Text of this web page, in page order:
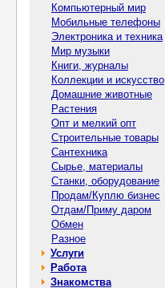
Компьютерный мир
Мобильные телефоны
Электроника и техника
Мир музыки
Книги, журналы
Коллекции и искусство
Домашние животные
Растения
Опт и мелкий опт
Строительные товары
Сантехника
Сырье, материалы
Станки, оборудование
Продам/Куплю бизнес
Отдам/Приму даром
Обмен
Разное
Услуги
Работа
Знакомства